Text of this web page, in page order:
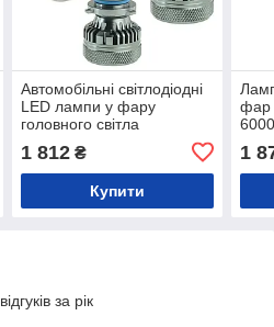
Автомобільні світлодіодні
LED лампи у фару
головного світла
CYCLONE LED HB3 5500K
18000Lm type 48 12-32V
70W
1 812₴
Купити
фар
1
за рік